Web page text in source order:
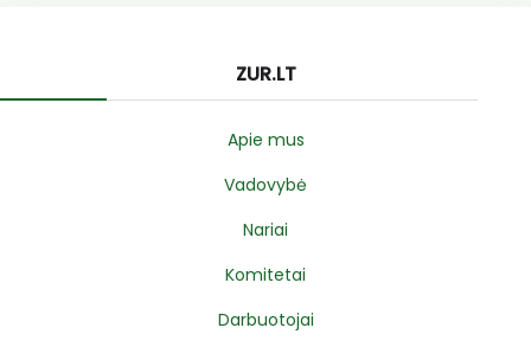
ZUR.LT
Apie mus
Vadovybė
Nariai
Komitetai
Darbuotojai